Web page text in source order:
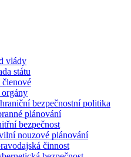
vlády
státu
bezpečnostní politika
plánování
bezpečnost
nouzové plánování
činnost